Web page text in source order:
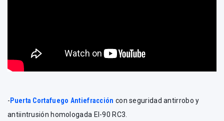
- Puerta Cortafuego Antiefracción con seguridad antirrobo y
antiintrusión homologada EI-90 RC3.